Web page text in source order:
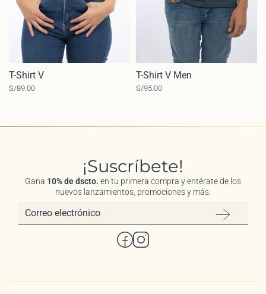
T-Shirt V
S/89.00
T-Shirt V Men
S/95.00
¡Suscríbete!
Gana 10% de dscto. en tu primera compra y entérate de los
nuevos lanzamientos, promociones y más.